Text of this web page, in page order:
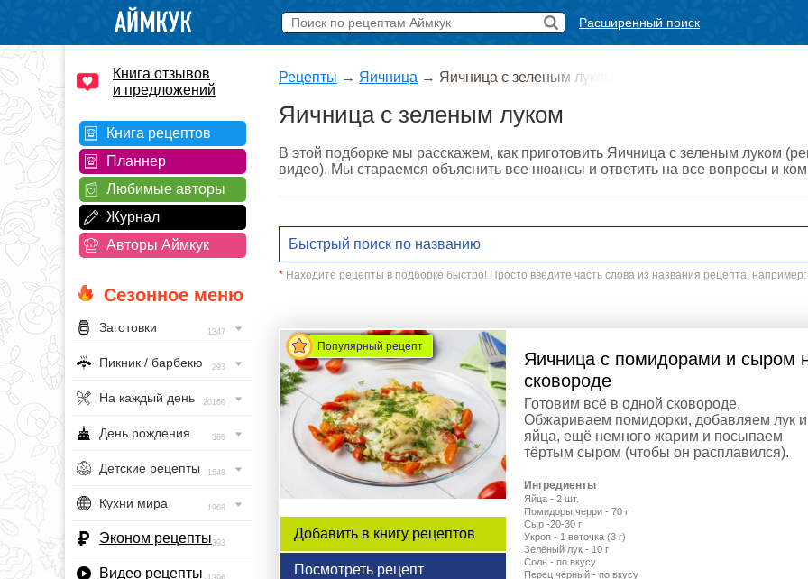
Расширенный поиск
Книга отзывов
и предложений
Книга рецептов
Планнер
Любимые авторы
Журнал
Авторы Аймкук
Сезонное меню
Заготовки 1347
Пикник / барбекю 293
На каждый день 20160
День рождения 385
Детские рецепты 1548
Кухни мира 1968
Эконом рецепты393
Видео рецепты
Рецепты → Яичница → Яичница с зеленым луком
Яичница с зеленым луком
В этой подборке мы расскажем, как приготовить Яичница с зеленым луком
видео). Мы стараемся объяснить все нюансы и ответить на все вопросы и
* Находите рецепты в подборке быстро! Просто введите часть слова из названия рецепта, например:
Популярный рецепт
Добавить в книгу рецептов
Посмотреть рецепт
Яичница с помидорами и сыром
сковороде
Готовим всё в одной сковороде.
Обжариваем помидорки, добавляем лук и
яйца, ещё немного жарим и посыпаем
тёртым сыром (чтобы он расплавился).
Ингредиенты
Яйца - 2 шт.
Помидоры черри - 70 г
Сыр -20-30 г
Укроп - 1 веточка (3 г)
Зелёный лук - 10 г
Соль - по вкусу
Перец чёрный - по вкусу